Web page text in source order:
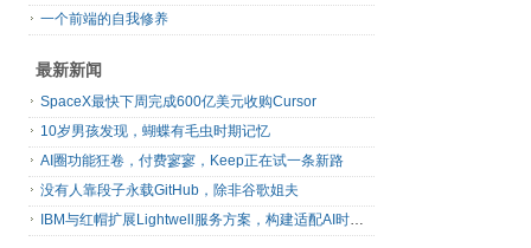
一个前端的自我修养
最新新闻
SpaceX最快下周完成600亿美元收购Cursor
10岁男孩发现，蝴蝶有毛虫时期记忆
AI圈功能狂卷，付费寥寥，Keep正在试一条新路
没有人靠段子永载GitHub，除非谷歌姐夫
IBM与红帽扩展Lightwell服务方案，构建适配AI时代开源生态的可信基础设施